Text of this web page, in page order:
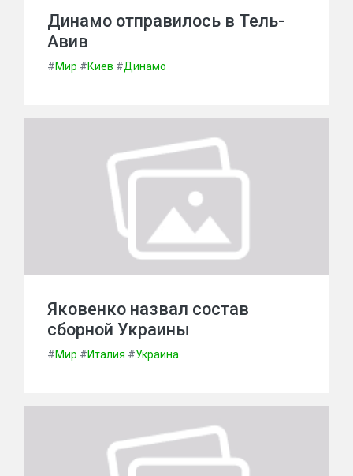
Динамо отправилось в Тель-
Авив
#Мир #Киев #Динамо
Яковенко назвал состав
сборной Украины
#Мир #Италия #Украина